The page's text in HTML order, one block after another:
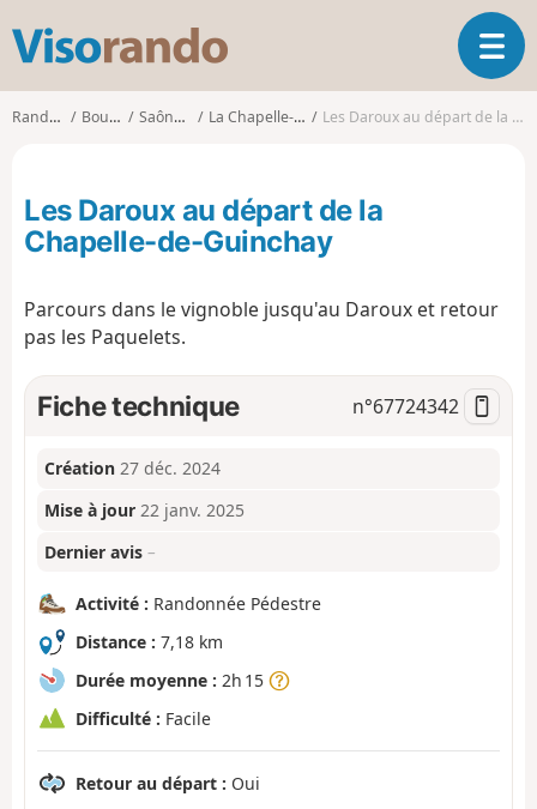
s
o
d
o
O
u
v
v
a
Randonnées Bourgogne Saône-et-Loire La Chapelle-de-Guinchay Les Daroux au départ de la Chapelle-de-Guinchay
Les Daroux au départ de la
Chapelle-de-Guinchay
Parcours dans le vignoble jusqu'au Daroux et retour
pas les Paquelets.
Fiche technique n°67724342
Création 27 déc. 2024
Mise à jour 22 janv. 2025
Dernier avis –
Activité : Randonnée Pédestre
Distance : 7,18 km
Durée moyenne : 2h 15
Difficulté : Facile
Retour au départ : Oui